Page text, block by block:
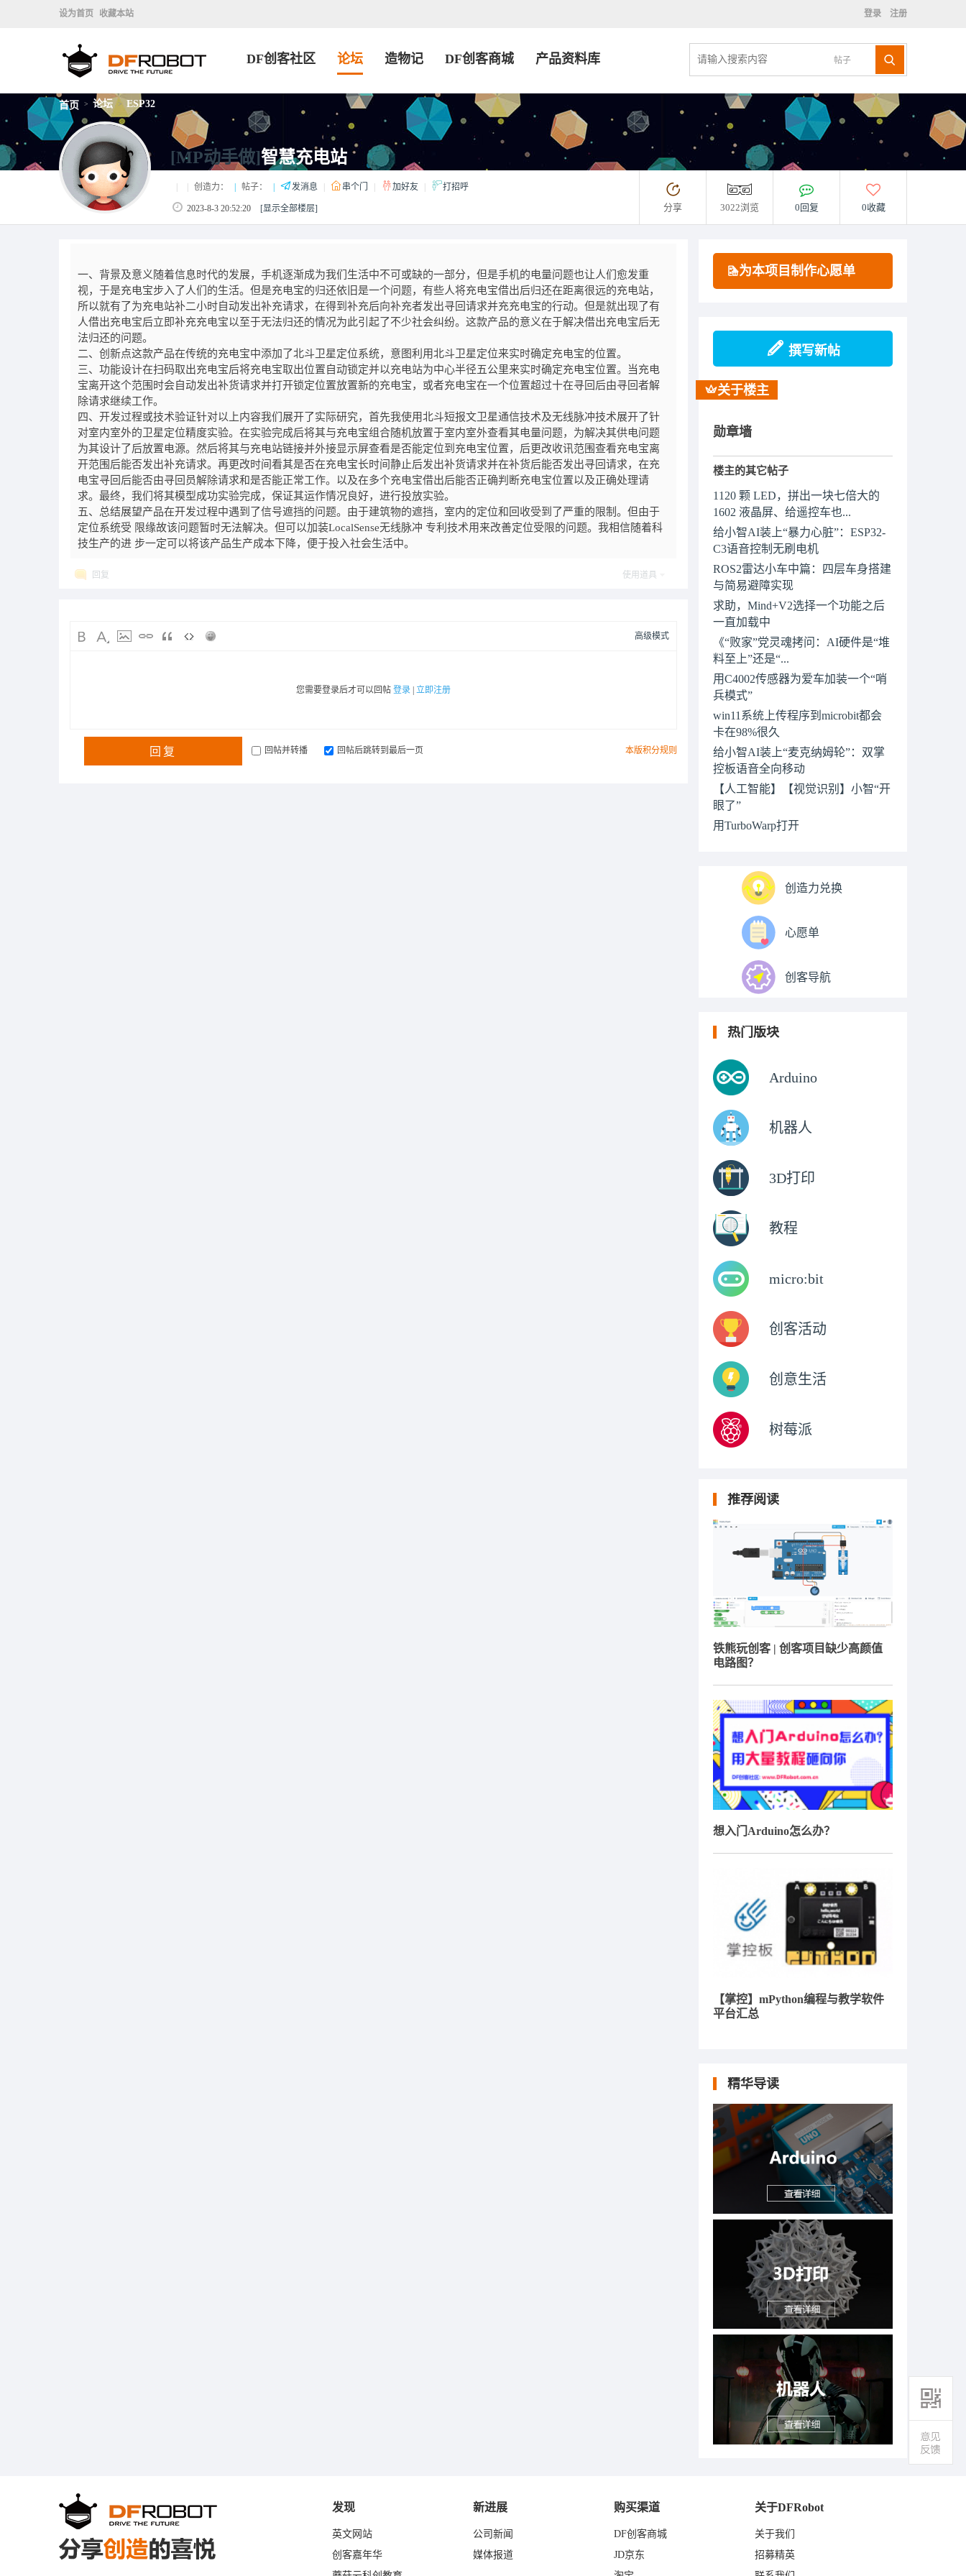
设为首页 收藏本站 登录 注册
帖子
DF创客社区 论坛 造物记 DF创客商城 产品资料库
首页 > 论坛 > ESP32
[MP动手做]智慧充电站
创造力： 帖子： 发消息 串个门 加好友 打招呼
2023-8-3 20:52:20 [显示全部楼层] 分享 3022浏览 0回复 0收藏
一、背景及意义随着信息时代的发展，手机逐渐成为我们生活中不可或缺的一部分，但是手机的电量问题也让人们愈发重
视，于是充电宝步入了人们的生活。但是充电宝的归还依旧是一个问题，有些人将充电宝借出后归还在距离很远的充电站，
所以就有了为充电站补二小时自动发出补充请求，在得到补充后向补充者发出寻回请求并充充电宝的行动。但是就出现了有
人借出充电宝后立即补充充电宝以至于无法归还的情况为此引起了不少社会纠纷。这款产品的意义在于解决借出充电宝后无
法归还的问题。
二、创新点这款产品在传统的充电宝中添加了北斗卫星定位系统，意图利用北斗卫星定位来实时确定充电宝的位置。
三、功能设计在扫码取出充电宝后将充电宝取出位置自动锁定并以充电站为中心半径五公里来实时确定充电宝位置。当充电
宝离开这个范围时会自动发出补货请求并打开锁定位置放置新的充电宝，或者充电宝在一个位置超过十在寻回后由寻回者解
除请求继续工作。
四、开发过程或技术验证针对以上内容我们展开了实际研究，首先我使用北斗短报文卫星通信技术及无线脉冲技术展开了针
对室内室外的卫星定位精度实验。在实验完成后将其与充电宝组合随机放置于室内室外查看其电量问题，为解决其供电问题
为其设计了后放置电源。然后将其与充电站链接并外接显示屏查看是否能定位到充电宝位置，后更改收讯范围查看充电宝离
开范围后能否发出补充请求。再更改时间看其是否在充电宝长时间静止后发出补货请求并在补货后能否发出寻回请求，在充
电宝寻回后能否由寻回员解除请求和是否能正常工作。以及在多个充电宝借出后能否正确判断充电宝位置以及正确处理请
求。最终，我们将其模型成功实验完成，保证其运作情况良好，进行投放实验。
五、总结展望产品在开发过程中遇到了信号遮挡的问题。由于建筑物的遮挡，室内的定位和回收受到了严重的限制。但由于
定位系统受 限缘故该问题暂时无法解决。但可以加装LocalSense无线脉冲 专利技术用来改善定位受限的问题。我相信随着科
技生产的进 步一定可以将该产品生产成本下降，便于投入社会生活中。
回复 使用道具
高级模式
您需要登录后才可以回帖 登录 立即注册
本版积分规则
回复 回帖并转播 回帖后跳转到最后一页
为本项目制作心愿单
撰写新帖
关于楼主
勋章墙
楼主的其它帖子
1120 颗 LED，拼出一块七倍大的
1602 液晶屏、给遥控车也...
给小智AI装上“暴力心脏”：ESP32-
C3语音控制无刷电机
ROS2雷达小车中篇：四层车身搭建
与简易避障实现
求助，Mind+V2选择一个功能之后
一直加载中
《“败家”党灵魂拷问：AI硬件是“堆
料至上”还是“...
用C4002传感器为爱车加装一个“哨
兵模式”
win11系统上传程序到microbit都会
卡在98%很久
给小智AI装上“麦克纳姆轮”：双掌
控板语音全向移动
【人工智能】【视觉识别】小智“开
眼了”
用TurboWarp打开
创造力兑换
心愿单
创客导航
热门版块
Arduino
机器人
3D打印
教程
micro:bit
创客活动
创意生活
树莓派
推荐阅读
铁熊玩创客 | 创客项目缺少高颜值
电路图？
想入门Arduino怎么办？
【掌控】mPython编程与教学软件
平台汇总
精华导读
发现
英文网站
创客嘉年华
新进展
公司新闻
媒体报道
购买渠道
DF创客商城
JD京东
关于DFRobot
关于我们
招募精英